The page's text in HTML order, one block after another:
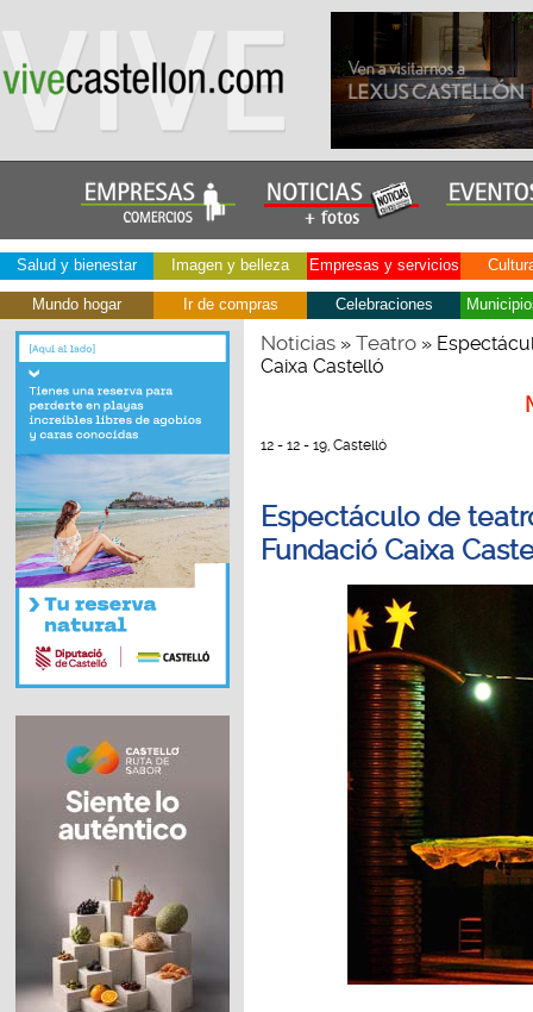
Salud y bienestar Imagen y belleza Empresas y servicios
Mundo hogar Ir de compras Celebraciones
Noticias» Teatro»
Caixa Castelló
12 - 12 - 19, Castelló
Espectáculo de
Fundació Caixa